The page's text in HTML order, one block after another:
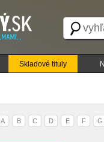
Skladové tituly
A B C D E F G